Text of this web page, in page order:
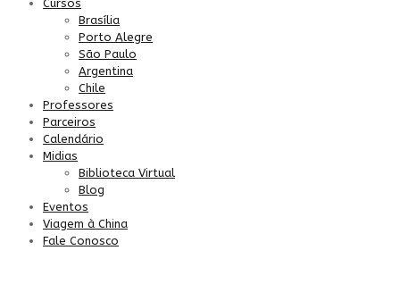
Cursos
Brasília
Porto Alegre
São Paulo
Argentina
Chile
Professores
Parceiros
Calendário
Midias
Biblioteca Virtual
Blog
Eventos
Viagem à China
Fale Conosco